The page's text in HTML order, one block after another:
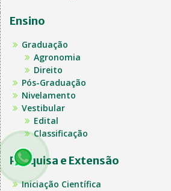
Ensino
Graduação
Agronomia
Direito
Pós-Graduação
Nivelamento
Vestibular
Edital
Classificação
Pesquisa e Extensão
Iniciação Científica